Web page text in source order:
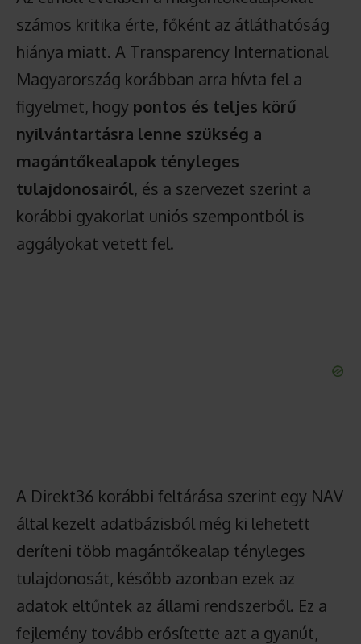
számos kritika érte, főként az átláthatóság
hiánya miatt. A Transparency International
Magyarország korábban arra hívta fel a
figyelmet, hogy pontos és teljes körű
nyilvántartásra lenne szükség a
magántőkealapok tényleges
tulajdonosairól, és a szervezet szerint a
korábbi gyakorlat uniós szempontból is
aggályokat vetett fel.
A Direkt36 korábbi feltárása szerint egy NAV
által kezelt adatbázisból még ki lehetett
deríteni több magántőkealap tényleges
tulajdonosát, később azonban ezek az
adatok eltűntek az állami rendszerből. Ez a
fejlemény tovább erősítette azt a gyanút,